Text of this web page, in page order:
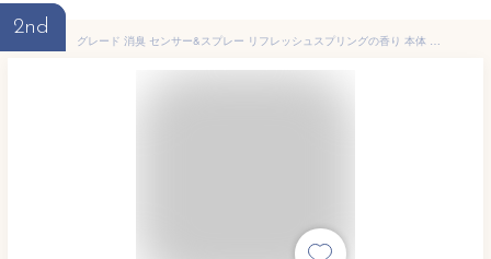
2nd
グレード 消臭 センサー&スプレー リフレッシュスプリングの香り 本体 お試し (18ml×1) 人感スプレー式 芳香剤 トイレ 消臭剤 消臭スプレー ルームフレグランス 玄関 ミスト おしゃれ